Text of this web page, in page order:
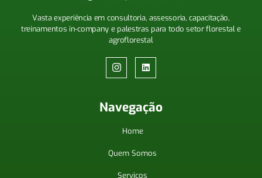
Vasta experiência em consultoria, assessoria, capacitação,
treinamentos in-company e palestras para todo setor florestal e
agroflorestal
Navegação
Home
Quem Somos
Serviços